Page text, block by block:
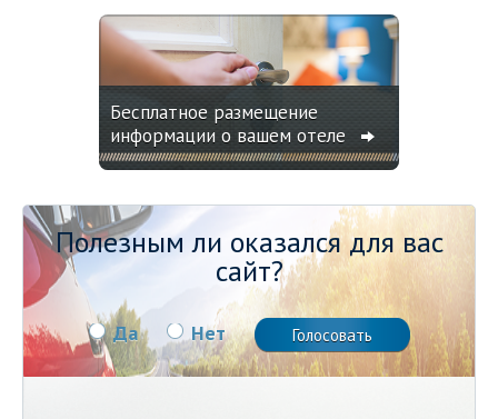
Бесплатное размещение
информации о вашем отеле
Полезным ли оказался для вас
сайт?
Да Нет